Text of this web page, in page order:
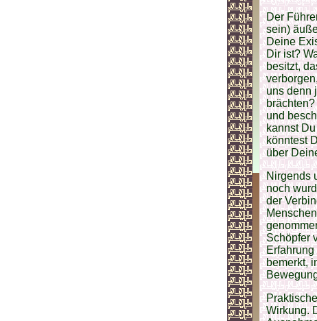
Der
sein)
Deine
Dir ist?
besitzt,
uns denn
und
kannst
könntest
über
Nirgends
noch
der
Schöpfer
bemerkt,
Wirkung.